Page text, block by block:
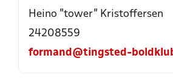
Heino "tower" Kristoffersen
24208559
formand@tingsted-